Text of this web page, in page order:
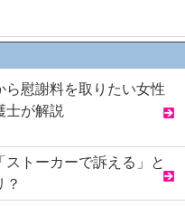
ら慰謝料を取りたい女性
士が解説
トーカーで訴える」と